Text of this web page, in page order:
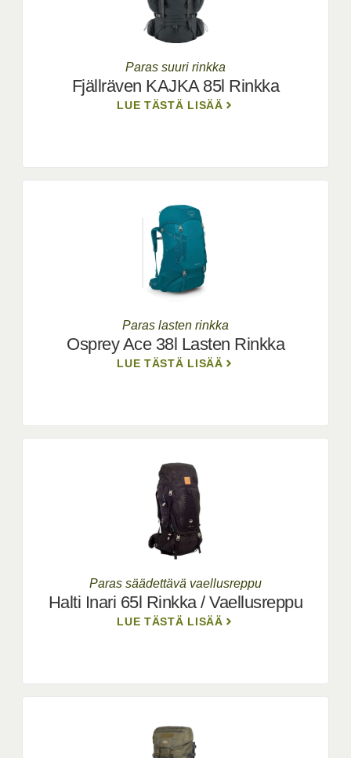
Paras suuri rinkka
Fjällräven KAJKA 85l Rinkka
LUE TÄSTÄ LISÄÄ
Paras lasten rinkka
Osprey Ace 38l Lasten Rinkka
LUE TÄSTÄ LISÄÄ
Paras säädettävä vaellusreppu
Halti Inari 65l Rinkka / Vaellusreppu
LUE TÄSTÄ LISÄÄ